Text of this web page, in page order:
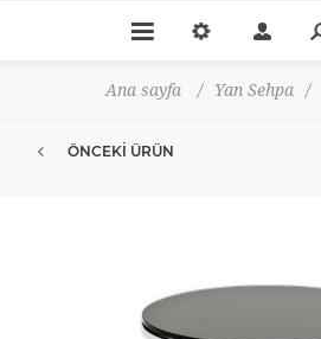
Ana sayfa / Yan Sehpa /
ÖNCEKI ÜRÜN